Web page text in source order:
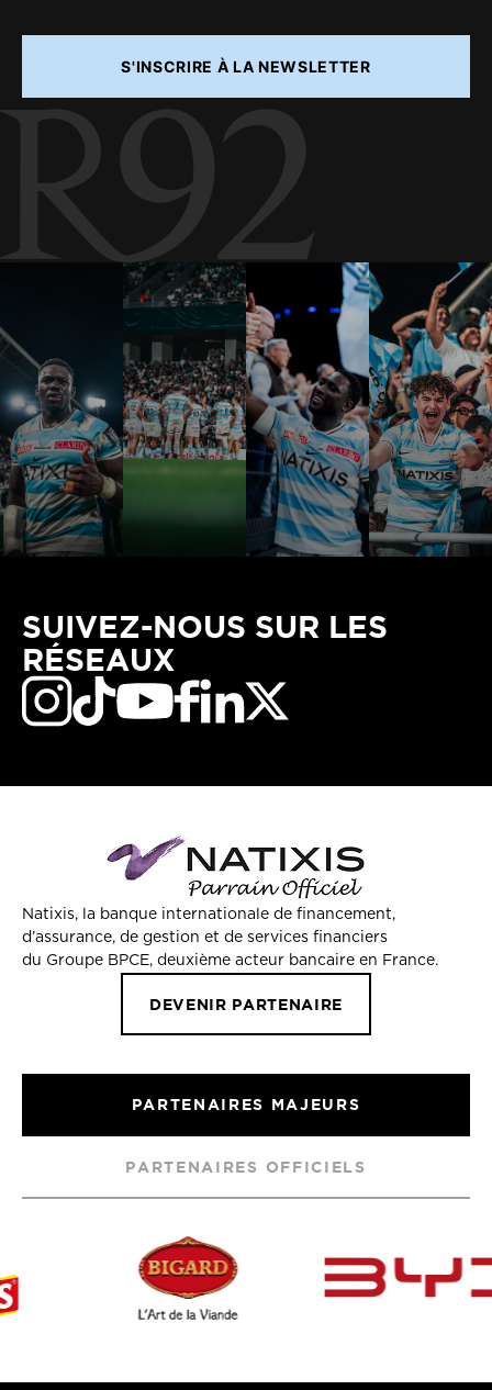
S'INSCRIRE À LA NEWSLETTER
SUIVEZ-NOUS SUR LES
RÉSEAUX
Natixis, la banque internationale de financement,
d’assurance, de gestion et de services financiers
du Groupe BPCE, deuxième acteur bancaire en France.
DEVENIR PARTENAIRE
PARTENAIRES MAJEURS
PARTENAIRES OFFICIELS